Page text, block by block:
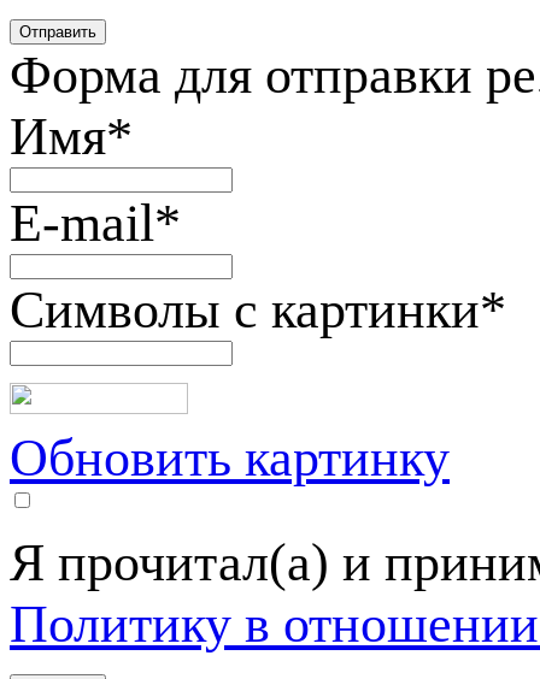
Форма для отправки
Имя*
E-mail*
Символы с картинки*
Обновить картинку
Я прочитал(а) и
Политику в